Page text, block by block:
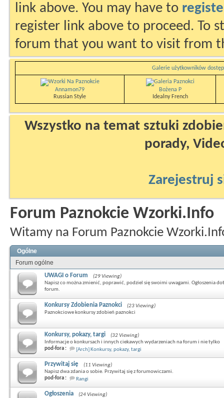
link above. You may have to
register link above to proceed. To
forum that you want to visit from
Galerie użytkowników
Annamon79
Russian Style
Bożena P
Idealny French
Wszystko na temat sztuki
porady,
Zarejestruj
Forum Paznokcie Wzorki.Info
Witamy na Forum Paznokcie
Ogólne
Forum ogólne
UWAGI o Forum
(29 Viewing)
Napisz co można zmienić, poprawić, podziel się swoimi uwagami. Ogłoszenia
forum.
Konkursy Zdobienia Paznokci
(23 Viewing)
Paznokciowe konkursy zdobień paznokci
Konkursy, pokazy, targi
(32 Viewing)
Informacje o konkursach i innych ciekawych wydarzeniach na forum i nie tylko
pod-fora :
[Arch] Konkursy, pokazy, targi
Przywitaj się
(11 Viewing)
Napisz dwa zdania o sobie. Przywitaj się z forumowiczami.
pod-fora :
Rangi
Ogłoszenia
(24 Viewing)